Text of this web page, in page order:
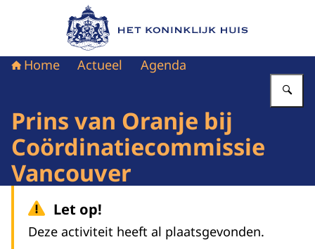
Naar de homepage van Het Koninklijk Huis
Home Actueel Agenda
Prins van Oranje bij
Coördinatiecommissie
Vancouver
Let op!
Deze activiteit heeft al plaatsgevonden.